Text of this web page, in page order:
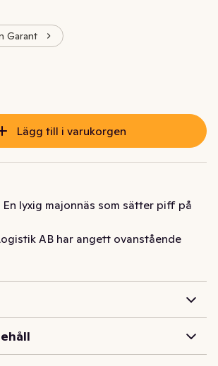
Garant
17,95 kr
/l
Lägg till i varukorgen
lyxig majonnäs som sätter piff på
AB har angett ovanstående